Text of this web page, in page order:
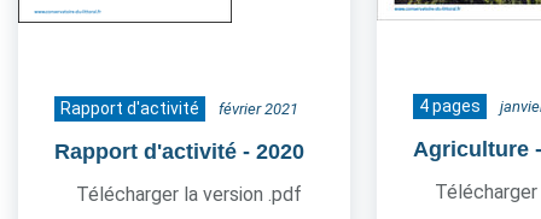
Rapport d'activité février 2021
Rapport d'activité - 2020
Télécharger la version .pdf
4 pages
Agriculture